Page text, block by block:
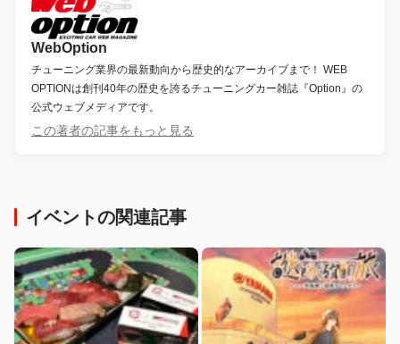
WebOption
チューニング業界の最新動向から歴史的なアーカイブまで！ WEB
OPTIONは創刊40年の歴史を誇るチューニングカー雑誌『Option』の
公式ウェブメディアです。
この著者の記事をもっと見る
イベントの関連記事